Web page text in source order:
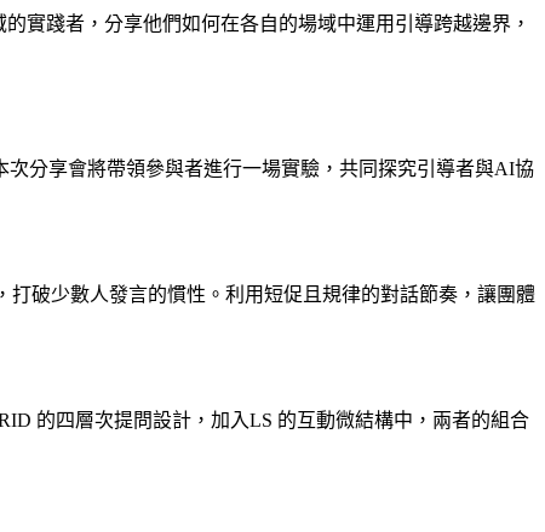
實踐者，分享他們如何在各自的場域中運用引導跨越邊界，
分享會將帶領參與者進行一場實驗，共同探究引導者與AI協
破少數人發言的慣性。利用短促且規律的對話節奏，讓團體
的四層次提問設計，加入LS 的互動微結構中，兩者的組合